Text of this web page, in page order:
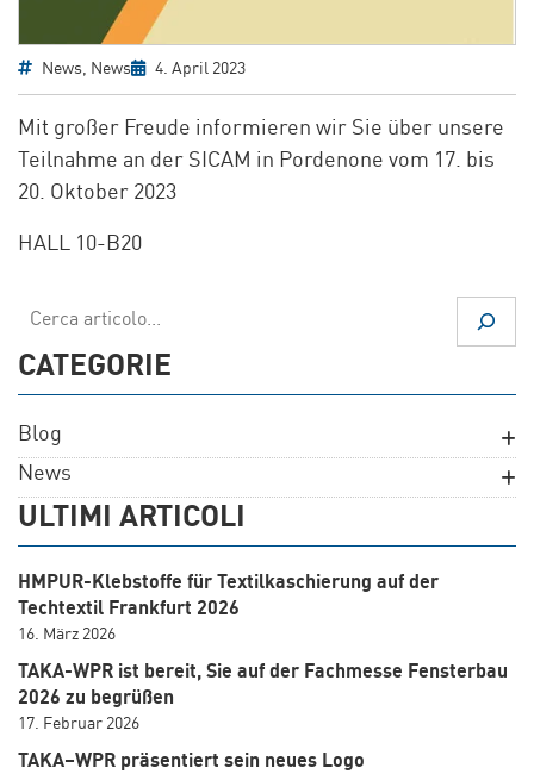
News, News 4. April 2023
Mit großer Freude informieren wir Sie über unsere
Teilnahme an der SICAM in Pordenone vom 17. bis
20. Oktober 2023
HALL 10-B20
Suchen
CATEGORIE
Blog
News
ULTIMI ARTICOLI
HMPUR-Klebstoffe für Textilkaschierung auf der
Techtextil Frankfurt 2026
16. März 2026
TAKA-WPR ist bereit, Sie auf der Fachmesse Fensterbau
2026 zu begrüßen
17. Februar 2026
TAKA–WPR präsentiert sein neues Logo